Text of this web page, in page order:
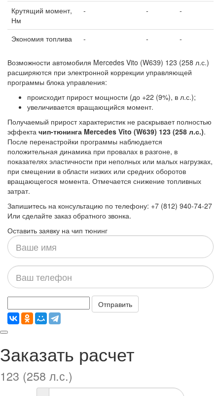
Крутящий момент,
Нм
- - -
Экономия топлива - - -
Возможности автомобиля Mercedes Vito (W639) 123 (258 л.с.)
расширяются при электронной коррекции управляющей
программы блока управления:
происходит прирост мощности (до +22 (9%), в л.с.);
увеличивается вращающийся момент.
Получаемый прирост характеристик не раскрывает полностью
эффекта чип-тюнинга Mercedes Vito (W639) 123 (258 л.с.).
После перенастройки программы наблюдается
положительная динамика при провалах в разгоне, в
показателях эластичности при неполных или малых нагрузках,
при смещении в области низких или средних оборотов
вращающегося момента. Отмечается снижение топливных
затрат.
Запишитесь на консультацию по телефону: +7 (812) 940-74-27
Или сделайте заказ обратного звонка.
Оставить заявку на чип тюнинг
Ваше
имя
Ваш
телефон
Отправить
Заказать расчет
123 (258 л.с.)